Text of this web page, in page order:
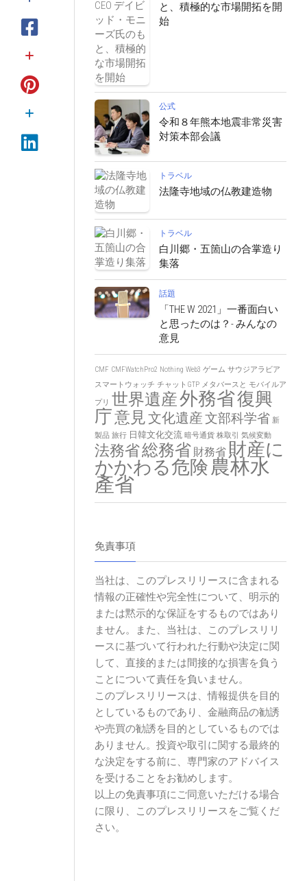
と、積極的な市場開拓を開
始
公式
令和８年熊本地震非常災害
対策本部会議
トラベル
法隆寺地域の仏教建造物
トラベル
白川郷・五箇山の合掌造り
集落
話題
「THE W 2021」一番面白い
と思ったのは？- みんなの
意見
CMF CMFWatchPro2 Nothing Web3 ゲーム サウジアラビア
スマートウォッチ チャットGTP メタバースと モバイルア
プリ 世界遺産外務省復興
庁意見文化遺産文部科学省 新
製品 旅行 日韓文化交流 暗号通貨 株取引 気候変動
法務省総務省 財務省 財産に
かかわる危険農林水
產省
免責事項
当社は、このプレスリリースに含まれる
情報の正確性や完全性について、明示的
または黙示的な保証をするものではあり
ません。また、当社は、このプレスリリ
ースに基づいて行われた行動や決定に関
して、直接的または間接的な損害を負う
ことについて責任を負いません。
このプレスリリースは、情報提供を目的
としているものであり、金融商品の勧誘
や売買の勧誘を目的としているものでは
ありません。投資や取引に関する最終的
な決定をする前に、専門家のアドバイス
を受けることをお勧めします。
以上の免責事項にご同意いただける場合
に限り、このプレスリリースをご覧くだ
さい。